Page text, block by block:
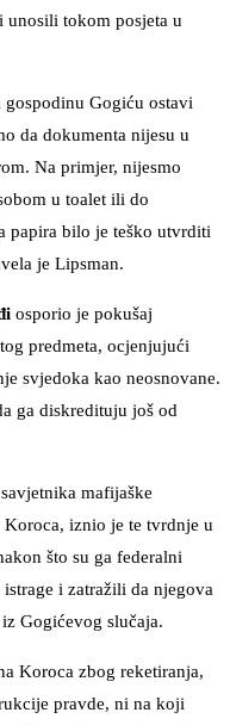
unosili tokom posjeta u
Gogiću ostavi
da dokumenta nijesu u
Na primjer, nijesmo
u toalet ili do
papira bilo je teško utvrditi
je Lipsman.
osporio je pokušaj
predmeta, ocjenjujući
svjedoka kao neosnovane.
ga diskredituju još od
mafijaške
iznio je te tvrdnje u
što su ga federalni
i zatražili da njegova
Gogićevog slučaja.
Koroca zbog reketiranja,
pravde, ni na koji